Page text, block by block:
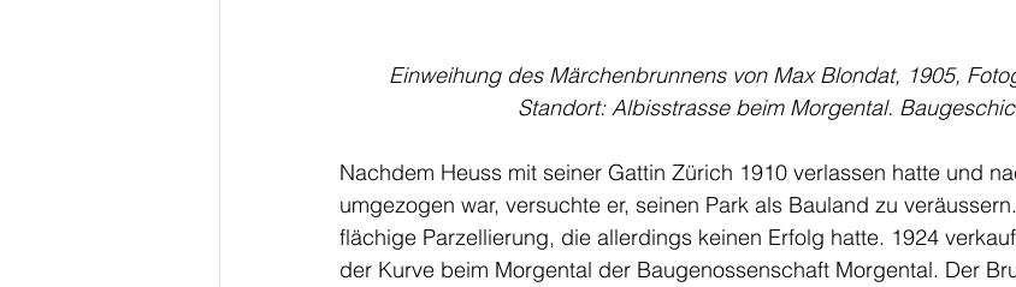
Einweihung des Märchenbrunnens von Max Blondat, 1905,
Standort: Albisstrasse beim Morgental.
Nachdem Heuss mit seiner Gattin Zürich 1910 verlassen hatte und
umgezogen war, versuchte er, seinen Park als Bauland zu
flächige Parzellierung, die allerdings keinen Erfolg hatte. 1924
der Kurve beim Morgental der Baugenossenschaft Morgental. Der